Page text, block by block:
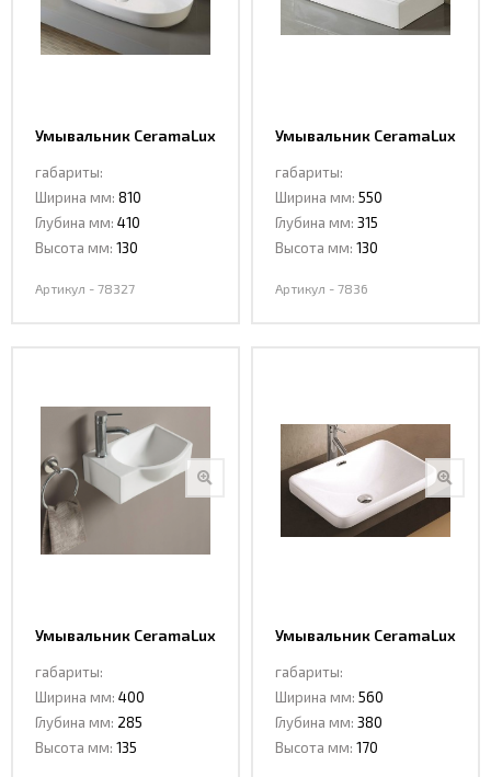
Умывальник CeramaLux
габариты:
Ширина мм: 810
Глубина мм: 410
Высота мм: 130
Артикул - 78327
Умывальник CeramaLux
габариты:
Ширина мм: 550
Глубина мм: 315
Высота мм: 130
Артикул - 7836
Умывальник CeramaLux
габариты:
Ширина мм: 400
Глубина мм: 285
Высота мм: 135
Умывальник CeramaLux
габариты:
Ширина мм: 560
Глубина мм: 380
Высота мм: 170